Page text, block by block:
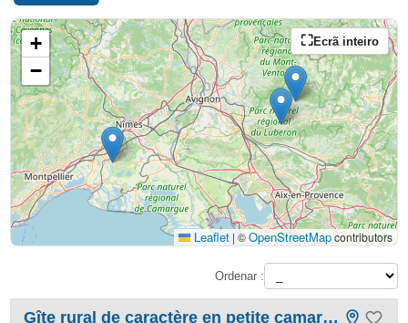
Ecrã inteiro
+
−
Leaflet | ©OpenStreetMapcontributors
Ordenar :
Gîte rural de caractère en petite camargue